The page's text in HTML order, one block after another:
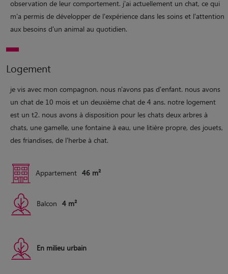
observation de leur comportement. j'ai actuellement un chat, ce qui
m'a permis de développer de l'expérience dans les soins et l'attention
aux besoins d'un animal au quotidien.
Logement
je vis avec mon compagnon. nous n'avons pas d'enfant. nous avons
un chat de 10 mois et un deuxième chat de 4 ans. notre logement
est un t2. nous avons à disposition pour les chats deux arbres à
chats, une gamelle, une fontaine à eau, une litière propre, des jouets,
des friandises, de l'herbe à chat.
Appartement 46 m²
Balcon 4 m²
En milieu urbain